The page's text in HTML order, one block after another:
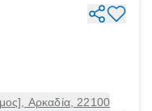
Αρκαδία, 22100